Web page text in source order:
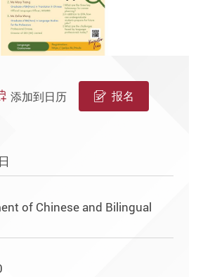
添加到日历 报名
of Chinese and Bilingual